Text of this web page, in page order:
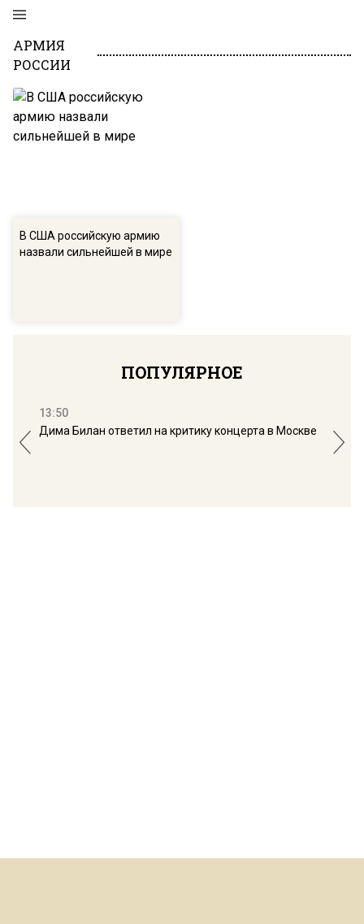
АРМИЯ
РОССИИ
В США российскую армию
назвали сильнейшей в мире
ПОПУЛЯРНОЕ
13:50
Дима Билан ответил на критику концерта в Москве